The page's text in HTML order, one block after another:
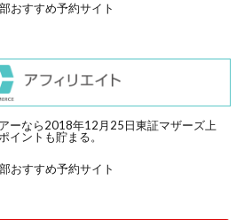
おすすめ予約サイト
ーなら2018年12月25日東証マザーズ上
ントも貯まる。
おすすめ予約サイト